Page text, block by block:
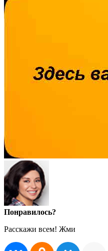
Понравилось?
Расскажи всем! Жми